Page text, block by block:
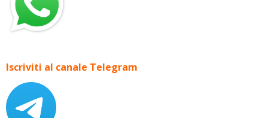
Iscriviti al canale Telegram